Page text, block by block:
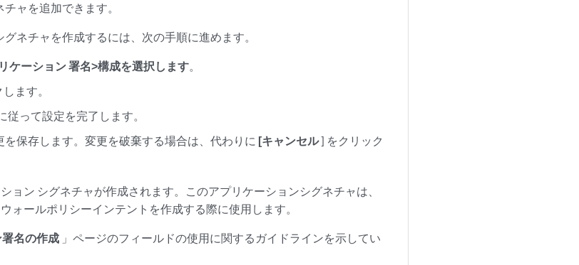
ャを追加できます。
ネチャを作成するには、次の手順に進めます。
ケーション 署名>構成を選択します。
ます。
従って設定を完了します。
を保存します。変更を破棄する場合は、代わりに [キャンセル] をクリック
ョン シグネチャが作成されます。このアプリケーションシグネチャは、
ォールポリシーインテントを作成する際に使用します。
名の作成 」ページのフィールドの使用に関するガイドラインを示してい